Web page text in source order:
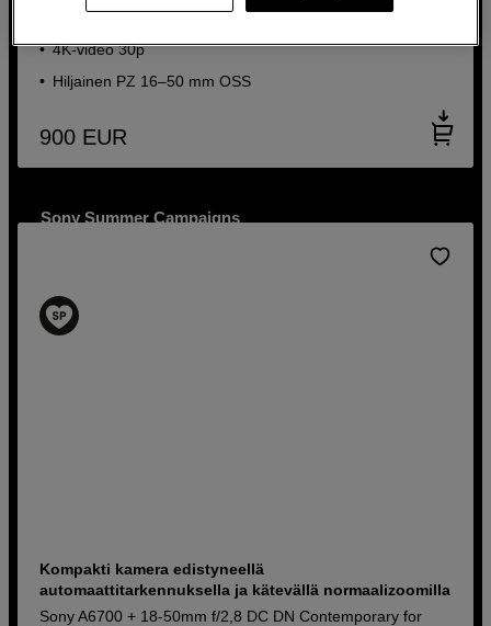
24,2 megapikselin kenno
4K-video 30p
Hiljainen PZ 16–50 mm OSS
900 EUR
Sony Summer Campaigns
Kompakti kamera edistyneellä
automaattitarkennuksella ja kätevällä normaalizoomilla
Sony A6700 + 18-50mm f/2,8 DC DN Contemporary for